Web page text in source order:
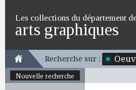
Les collections du département
arts graphiques
Recherche sur :
Nouvelle recherche